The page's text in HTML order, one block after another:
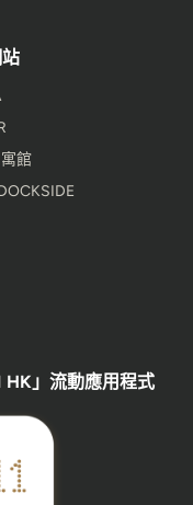
寓館
HK」流動應用程式